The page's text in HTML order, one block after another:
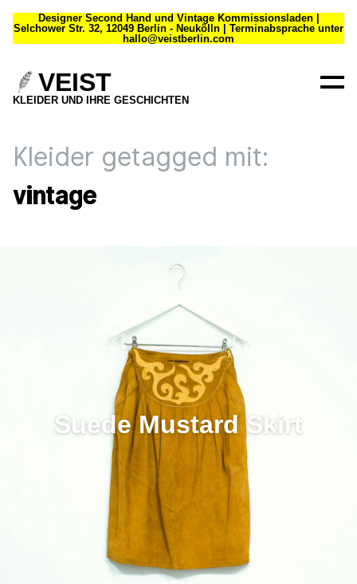
Designer Second Hand und Vintage Kommissionsladen |
Selchower Str. 32, 12049 Berlin - Neukölln | Terminabsprache unter
hallo@veistberlin.com
VEIST
KLEIDER UND IHRE GESCHICHTEN
Kleider getagged mit:
vintage
Suede Mustard Skirt